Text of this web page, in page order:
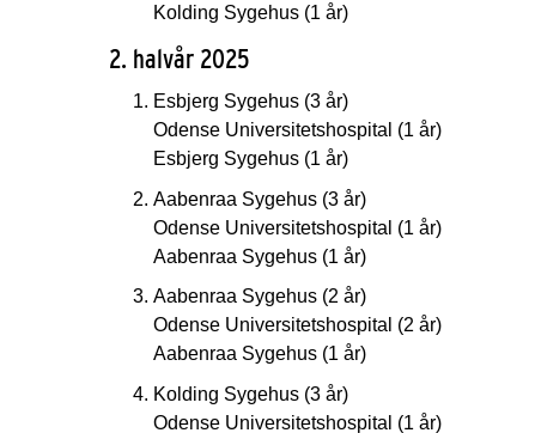
Kolding Sygehus (1 år)
2. halvår 2025
Esbjerg Sygehus (3 år)
Odense Universitetshospital (1 år)
Esbjerg Sygehus (1 år)
Aabenraa Sygehus (3 år)
Odense Universitetshospital (1 år)
Aabenraa Sygehus (1 år)
Aabenraa Sygehus (2 år)
Odense Universitetshospital (2 år)
Aabenraa Sygehus (1 år)
Kolding Sygehus (3 år)
Odense Universitetshospital (1 år)